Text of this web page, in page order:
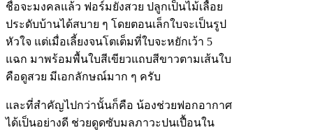
ชื่อจะมงคลแล้ว ฟอร์มยังสวย ปลูกเป็นไม้เลื้อย
ประดับบ้านได้สบาย ๆ โดยตอนเล็กใบจะเป็นรูป
หัวใจ แต่เมื่อเลี้ยงจนโตเต็มที่ใบจะหยักเว้า 5
แฉก มาพร้อมพื้นใบสีเขียวแถบสีขาวตามเส้นใบ
คือดูสวย มีเอกลักษณ์มาก ๆ ครับ
และที่สำคัญไปกว่านั้นก็คือ น้องช่วยฟอกอากาศ
ได้เป็นอย่างดี ช่วยดูดซับมลภาวะปนเปื้อนใน